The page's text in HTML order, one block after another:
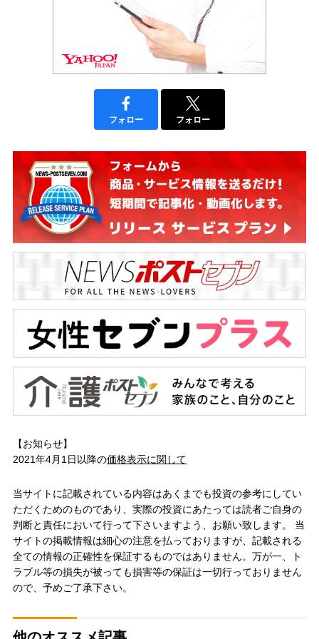
フォロー フォロー
【お知らせ】
2021年4月1日以降の価格表示に関して
当サイトに記載されている内容はあくまでも投資の参考にしてい
ただくためのものであり、実際の投資にあたっては読者ご自身の
判断と責任において行って下さいますよう、お願い致します。 当
サイトの掲載情報は細心の注意を払っておりますが、記載される
全ての情報の正確性を保証するものではありません。万が一、ト
ラブル等の損失が被っても損害等の保証は一切行っておりません
ので、予めご了承下さい。